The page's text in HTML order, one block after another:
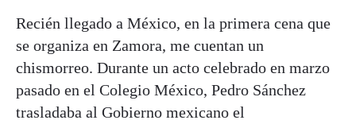
Recién llegado a México, en la primera cena que
se organiza en Zamora, me cuentan un
chismorreo. Durante un acto celebrado en marzo
pasado en el Colegio México, Pedro Sánchez
trasladaba al Gobierno mexicano el